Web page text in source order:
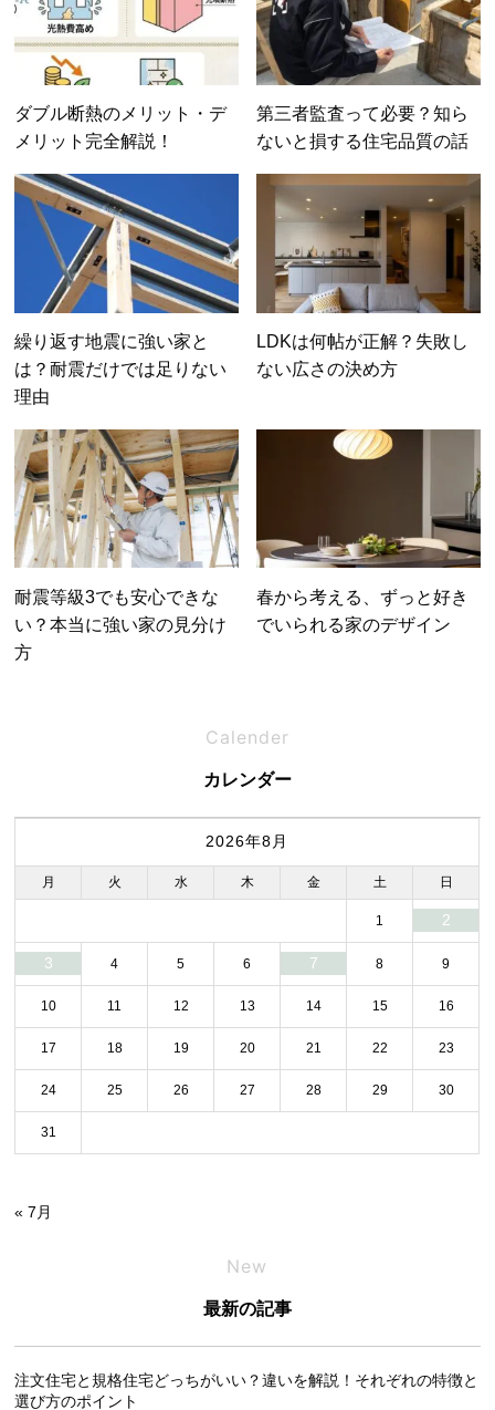
ダブル断熱のメリット・デ
メリット完全解説！
第三者監査って必要？知ら
ないと損する住宅品質の話
繰り返す地震に強い家と
は？耐震だけでは足りない
理由
LDKは何帖が正解？失敗し
ない広さの決め方
耐震等級3でも安心できな
い？本当に強い家の見分け
方
春から考える、ずっと好き
でいられる家のデザイン
Calender
カレンダー
2026年8月
月 火 水 木 金 土 日
1 2
3 4 5 6 7 8 9
10 11 12 13 14 15 16
17 18 19 20 21 22 23
24 25 26 27 28 29 30
31
« 7月
New
最新の記事
注文住宅と規格住宅どっちがいい？違いを解説！それぞれの特徴と
選び方のポイント